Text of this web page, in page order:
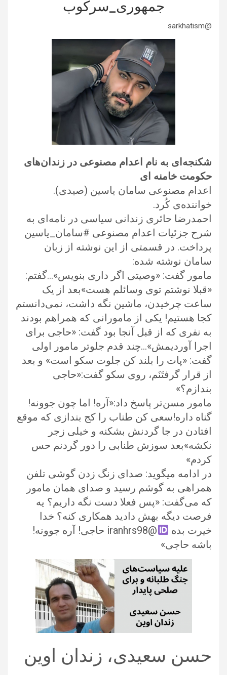
جمهوری_سرکوب
@sarkhatism
شکنجه‌ای به نام اعدام مصنوعی در زندان‌های
حکومت خامنه ای
اعدام مصنوعی سامان یاسین (صیدی).
خواننده‌ی کُرد.
احمدرضا حائری زندانی سیاسی در نامه‌ای به
شرح جزئیات اعدام مصنوعی #سامان_یاسین
پرداخت. در قسمتی از این نوشته از زبان
سامان نوشته شده:
مامور ‌گفت: «وصیتی اگر داری بنویس»…گفتم:
«قبلا نوشتم توی وسائلم هست»بعد از یک
ساعت چرخیدن، ماشین نگه داشت، نمی‌دانستم
کجا هستیم! یکی از مامورانی که همراهم بودند
به نفری که از قبل آنجا بود گفت: «حاجی برای
اجرا آوردیمش»…چند قدم جلوتر مامور اولی
گفت: «پات را بلند کن جلوت سکو است» و بعد
از قرار گرفتَنَم، روی سکو گفت:«حاجی
بندازم؟»
مامور مسن‌تر پاسخ داد:«آره! اما چون جوونه!
گناه داره!سعی کن طناب را کج بندازی که موقع
افتادن در جا گردنش بشکنه و خیلی زجر
نکشه»بعد سوزش طنابی را دور گردنم حس
کردم»
در ادامه میگوید: صدای زنگ زدن گوشی تلفن
همراهی به گوشم رسید و صدای همان مامور
که می‌گفت: «پس فعلا دست نگه داریم؟ یه
فرصت دیگه بهش دادید همکاری کنه؟ خدا
خیرت بده
@iranhrs98 حاجی! آره جوونه!
باشه حاجی»
حسن سعیدی، زندان اوین